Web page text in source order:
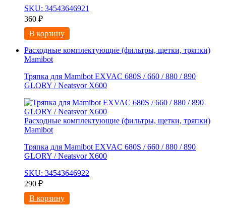
SKU: 34543646921
360 ₽
В корзину
Расходные комплектующие (фильтры, щетки, тряпки)
Mamibot
Тряпка для Mamibot EXVAC 680S / 660 / 880 / 890
GLORY / Neatsvor X600
Расходные комплектующие (фильтры, щетки, тряпки)
Mamibot
Тряпка для Mamibot EXVAC 680S / 660 / 880 / 890
GLORY / Neatsvor X600
SKU: 34543646922
290 ₽
В корзину